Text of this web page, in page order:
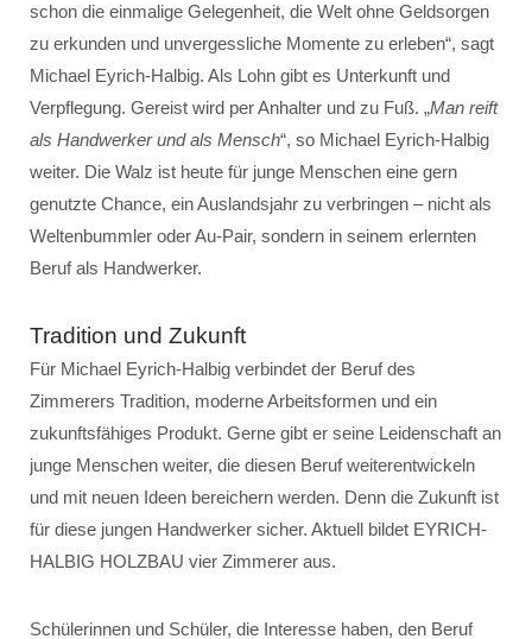
schon die einmalige Gelegenheit, die Welt ohne Geldsorgen
zu erkunden und unvergessliche Momente zu erleben“, sagt
Michael Eyrich-Halbig. Als Lohn gibt es Unterkunft und
Verpflegung. Gereist wird per Anhalter und zu Fuß. „Man reift
als Handwerker und als Mensch“, so Michael Eyrich-Halbig
weiter. Die Walz ist heute für junge Menschen eine gern
genutzte Chance, ein Auslandsjahr zu verbringen – nicht als
Weltenbummler oder Au-Pair, sondern in seinem erlernten
Beruf als Handwerker.
Tradition und Zukunft
Für Michael Eyrich-Halbig verbindet der Beruf des
Zimmerers Tradition, moderne Arbeitsformen und ein
zukunftsfähiges Produkt. Gerne gibt er seine Leidenschaft an
junge Menschen weiter, die diesen Beruf weiterentwickeln
und mit neuen Ideen bereichern werden. Denn die Zukunft ist
für diese jungen Handwerker sicher. Aktuell bildet EYRICH-
HALBIG HOLZBAU vier Zimmerer aus.
Schülerinnen und Schüler, die Interesse haben, den Beruf